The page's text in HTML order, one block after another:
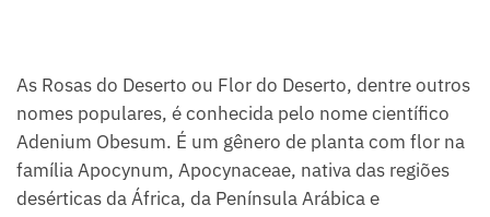
As Rosas do Deserto ou Flor do Deserto, dentre outros
nomes populares, é conhecida pelo nome científico
Adenium Obesum. É um gênero de planta com flor na
família Apocynum, Apocynaceae, nativa das regiões
desérticas da África, da Península Arábica e